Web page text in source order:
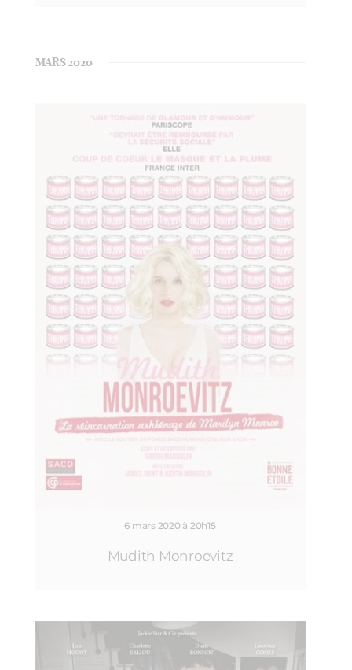
MARS 2020
6 mars 2020 à 20h15
Mudith Monroevitz